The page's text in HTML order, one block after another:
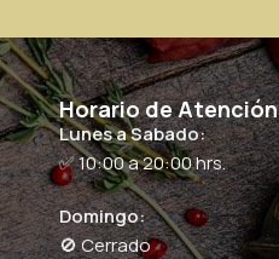
Horario de Atención
Lunes a Sabado:
✅ 10:00 a 20:00 hrs.
Domingo:
🚫 Cerrado